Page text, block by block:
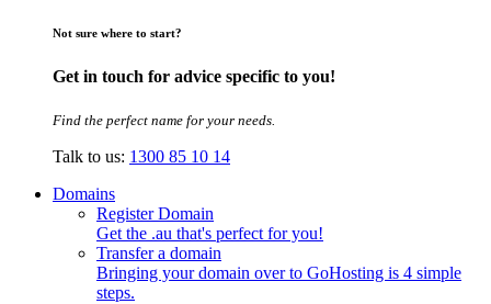
Not sure where to start?
Get in touch for advice specific to you!
Find the perfect name for your needs.
Talk to us: 1300 85 10 14
Domains
Register Domain
Get the .au that's perfect for you!
Transfer a domain
Bringing your domain over to GoHosting is 4 simple
steps.